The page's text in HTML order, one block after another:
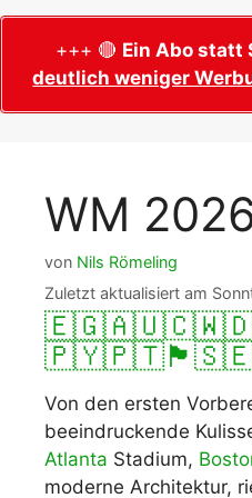
Wer wird Fußball-Weltmeister
Alle WM 2026 Trainer
Alle Fußball Weltmeister
Adidas Trionda: offizielle WM
Spielball
Alle Nationalspieler der FIFA
2026
& Spielplan
+++ 🔴 Ein Abo statt
deutlich weniger
WM
von Nils Römeling
Zuletzt aktualisiert am
🇪🇬🇦🇺🇨🇼
🇵🇾🇵🇹🏴󠁧󠁢󠁳󠁣󠁴󠁿
Von den ersten
beeindruckende
Atlanta Stadium,
moderne Architektur,